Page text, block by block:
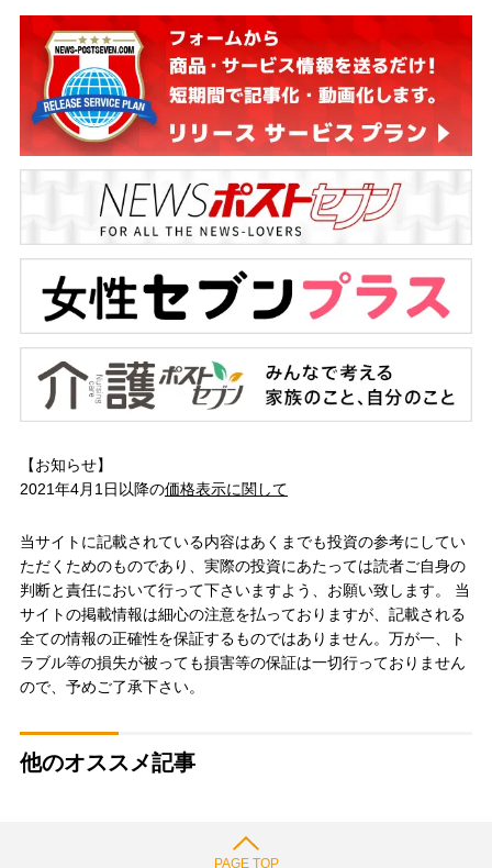
【お知らせ】
2021年4月1日以降の価格表示に関して
当サイトに記載されている内容はあくまでも投資の参考にしてい
ただくためのものであり、実際の投資にあたっては読者ご自身の
判断と責任において行って下さいますよう、お願い致します。 当
サイトの掲載情報は細心の注意を払っておりますが、記載される
全ての情報の正確性を保証するものではありません。万が一、ト
ラブル等の損失が被っても損害等の保証は一切行っておりません
ので、予めご了承下さい。
他のオススメ記事
PAGE TOP